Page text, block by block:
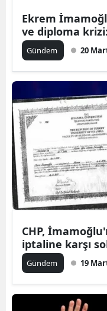
Ekrem
ve diploma
Gündem 20
CHP,
iptaline karşı
Gündem 19